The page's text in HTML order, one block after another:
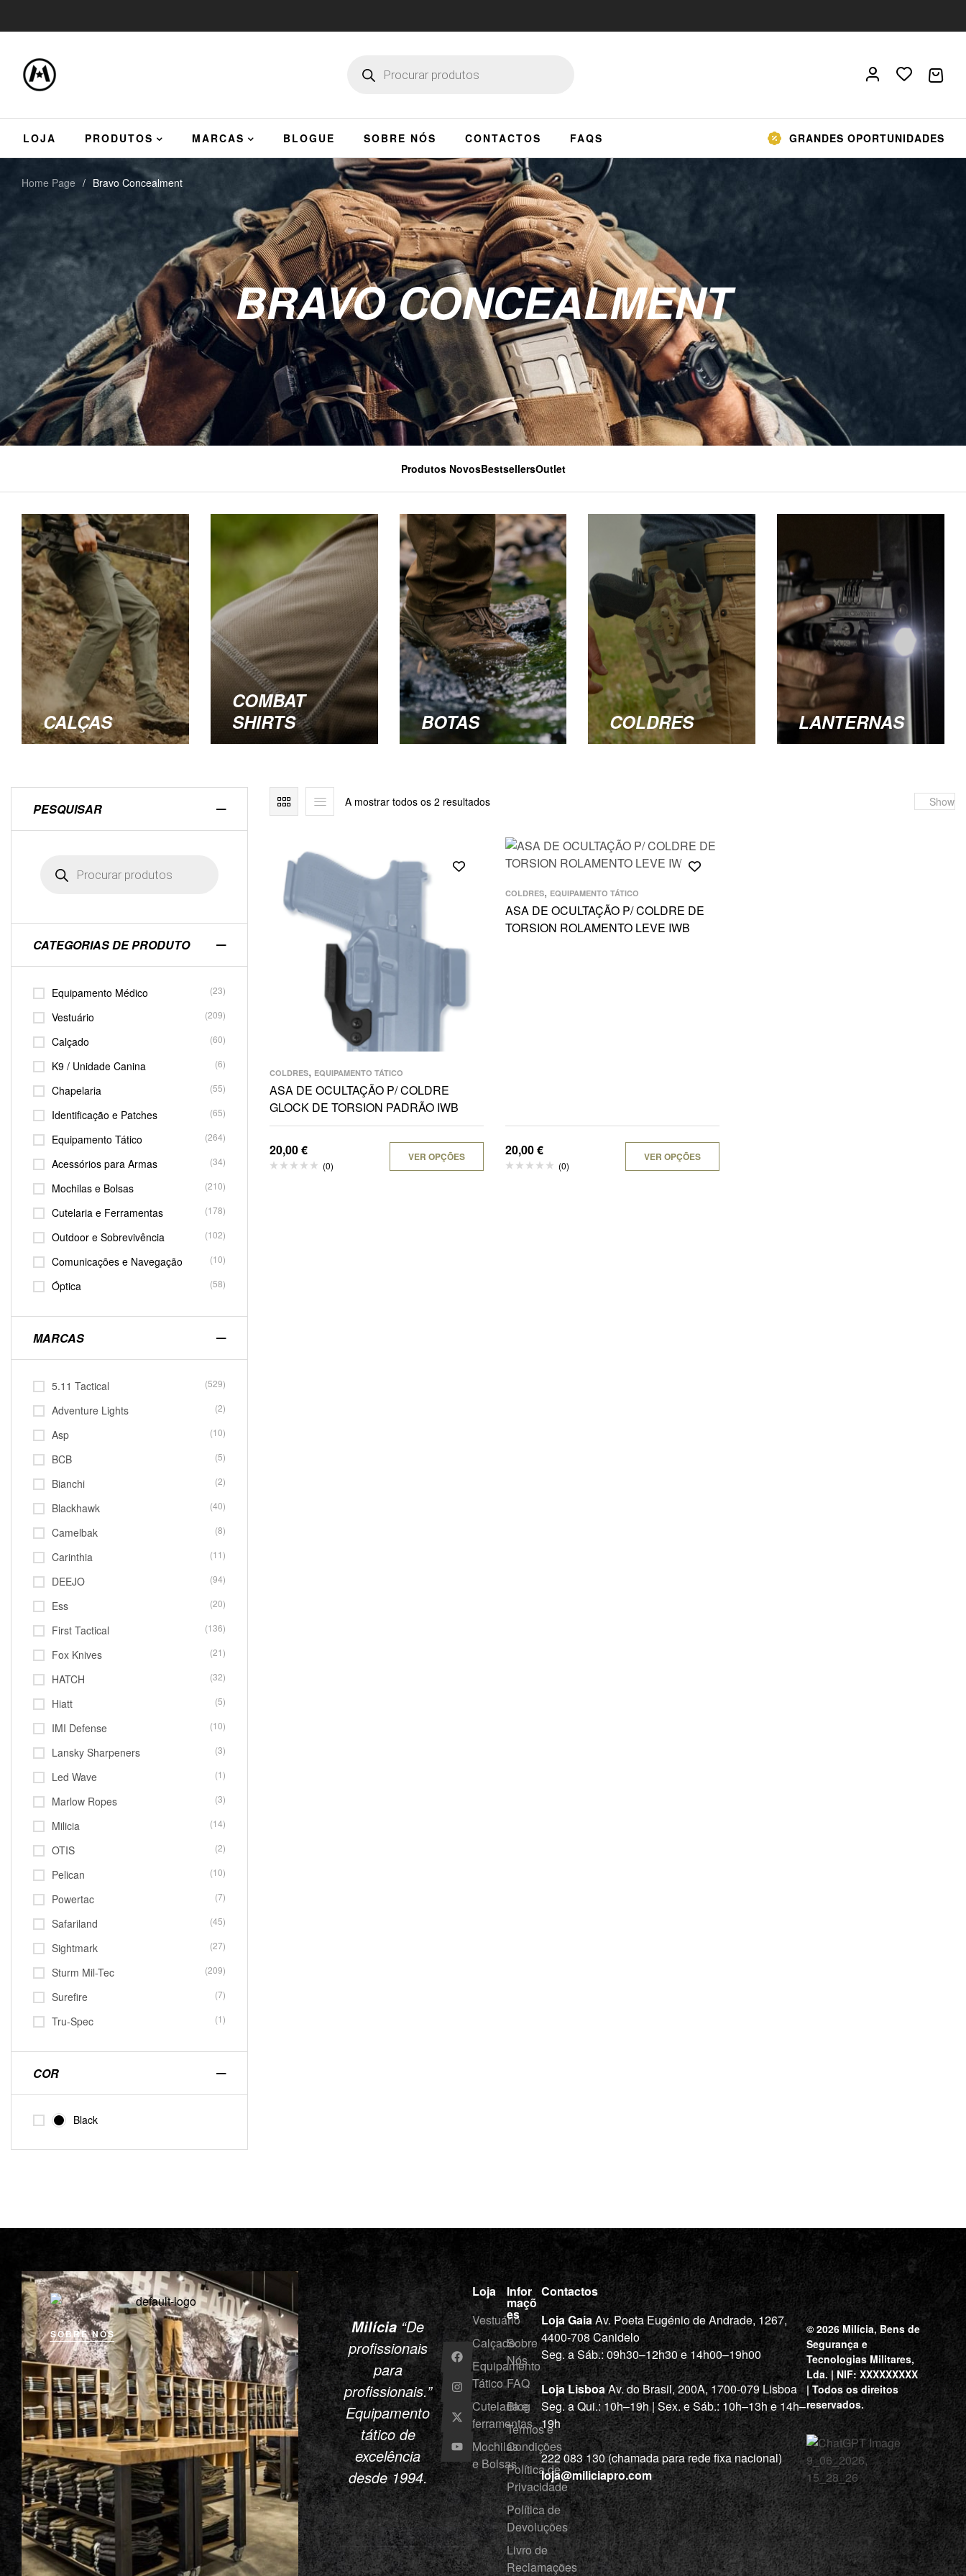
LOJA PRODUTOS MARCAS BLOGUE SOBRE NÓS CONTACTOS FAQS GRANDES OPORTUNIDADES
BRAVO CONCEALMENT
Home Page / Bravo Concealment
Produtos NovosBestsellersOutlet
CALÇAS
COMBAT
SHIRTS
BOTAS COLDRES LANTERNAS
A mostrar todos os 2 resultados Show
COLDRES, EQUIPAMENTO TÁTICO
ASA DE OCULTAÇÃO P/ COLDRE
GLOCK DE TORSION PADRÃO IWB
20,00€
(0)
VER OPÇÕES
COLDRES, EQUIPAMENTO TÁTICO
ASA DE OCULTAÇÃO P/ COLDRE DE
TORSION ROLAMENTO LEVE IWB
20,00€
(0)
VER OPÇÕES
PESQUISAR
CATEGORIAS DE PRODUTO
Equipamento Médico (23)
Vestuário (209)
Calçado (60)
K9 / Unidade Canina (6)
Chapelaria (55)
Identificação e Patches (65)
Equipamento Tático (264)
Acessórios para Armas (34)
Mochilas e Bolsas (210)
Cutelaria e Ferramentas (178)
Outdoor e Sobrevivência (102)
Comunicações e Navegação (10)
Óptica (58)
MARCAS
5.11 Tactical (529)
Adventure Lights (2)
Asp (10)
BCB (5)
Bianchi (2)
Blackhawk (40)
Camelbak (8)
Carinthia (11)
DEEJO (94)
Ess (20)
First Tactical (136)
Fox Knives (21)
HATCH (32)
Hiatt (5)
IMI Defense (10)
Lansky Sharpeners (3)
Led Wave (1)
Marlow Ropes (3)
Milicia (14)
OTIS (2)
Pelican (10)
Powertac (7)
Safariland (45)
Sightmark (27)
Sturm Mil-Tec (209)
Surefire (7)
Tru-Spec (1)
COR
Black
SOBRE NÓS Milícia“De
profissionais
para
profissionais.”
Equipamento
tático de
excelência
desde 1994.
Loja
Vestuário
Calçado
Equipamento
Tático
Cutelaria e
ferramentas
Mochilas
e Bolsas
Infor
maçõ
es
Sobre
Nós
FAQ
Blog
Termos e
Condições
Política de
Privacidade
Política de
Devoluções
Livro de
Reclamações
Contactos
Loja GaiaAv. Poeta Eugénio de Andrade, 1267,
4400-708 Canidelo
Seg. a Sáb.: 09h30–12h30 e 14h00–19h00
Loja LisboaAv. do Brasil, 200A, 1700-079 Lisboa
Seg. a Qui.: 10h–19h | Sex. e Sáb.: 10h–13h e 14h–
19h
222 083 130 (chamada para rede fixa nacional)
loja@miliciapro.com
© 2026 Milícia, Bens de
Segurança e
Tecnologias Militares,
Lda. | NIF: XXXXXXXXX
| Todos os direitos
reservados.